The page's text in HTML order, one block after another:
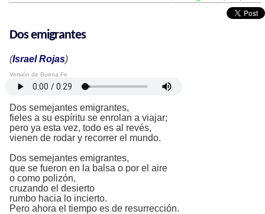
Dos emigrantes
(Israel Rojas)
Versión de Buena Fe
Dos semejantes emigrantes,
fieles a su espíritu se enrolan a viajar;
pero ya esta vez, todo es al revés,
vienen de rodar y recorrer el mundo.
Dos semejantes emigrantes,
que se fueron en la balsa o por el aire
o como polizón,
cruzando el desierto
rumbo hacia lo incierto.
Pero ahora el tiempo es de resurrección.